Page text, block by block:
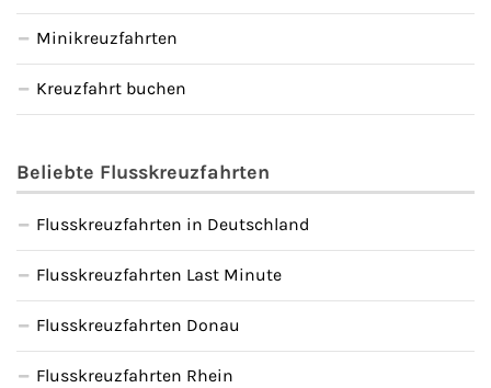
Minikreuzfahrten
Kreuzfahrt buchen
Beliebte Flusskreuzfahrten
Flusskreuzfahrten in Deutschland
Flusskreuzfahrten Last Minute
Flusskreuzfahrten Donau
Flusskreuzfahrten Rhein